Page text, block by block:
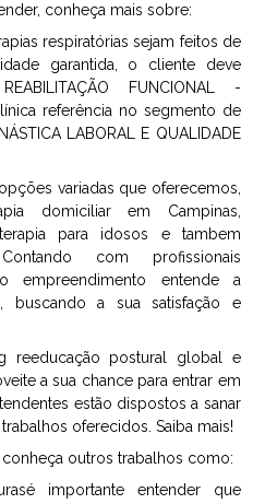
conheça mais sobre:
respiratórias sejam feitos de
garantida, o cliente deve
FUNCIONAL -
referência no segmento de
LABORAL E QUALIDADE
variadas que oferecemos,
domiciliar em Campinas,
para idosos e tambem
com profissionais
empreendimento entende a
buscando a sua satisfação e
reeducação postural global e
a sua chance para entrar em
estão dispostos a sanar
oferecidos. Saiba mais!
outros trabalhos como:
importante entender que